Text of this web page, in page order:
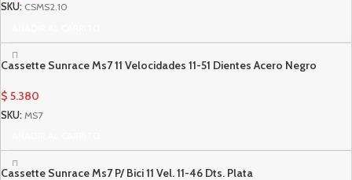
SKU: CSMS2.10
Cassette Sunrace Ms7 11 Velocidades 11-51 Dientes Acero Negro
$ 5.380
SKU: MS7
Cassette Sunrace Ms7 P/ Bici 11 Vel. 11-46 Dts. Plata